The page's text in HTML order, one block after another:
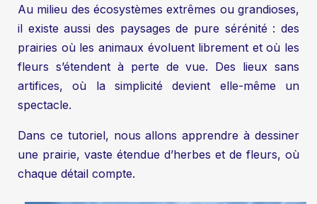
Au milieu des écosystèmes extrêmes ou grandioses,
il existe aussi des paysages de pure sérénité : des
prairies où les animaux évoluent librement et où les
fleurs s’étendent à perte de vue. Des lieux sans
artifices, où la simplicité devient elle-même un
spectacle.
Dans ce tutoriel, nous allons apprendre à dessiner
une prairie, vaste étendue d’herbes et de fleurs, où
chaque détail compte.